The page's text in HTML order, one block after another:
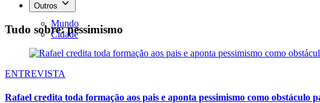
Outros
Mundo
Cidade
Tudo sobre: pessimismo
ENTREVISTA
Rafael credita toda formação aos pais e aponta pessimismo como obstáculo